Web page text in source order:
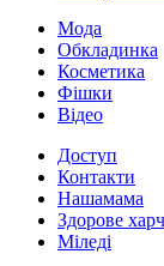
Мода
Обкладинка
Косметика
Фішки
Відео
Доступ
Контакти
Нашамама
Здорове
Міледі